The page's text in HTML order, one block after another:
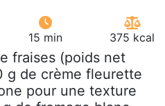
15 min 375 kcal
fraises (poids net
g de crème fleurette
pour une texture